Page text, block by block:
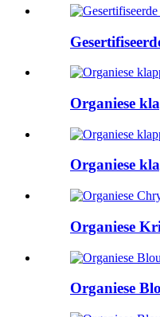
Organiese
Organiese
Organiese
Organiese